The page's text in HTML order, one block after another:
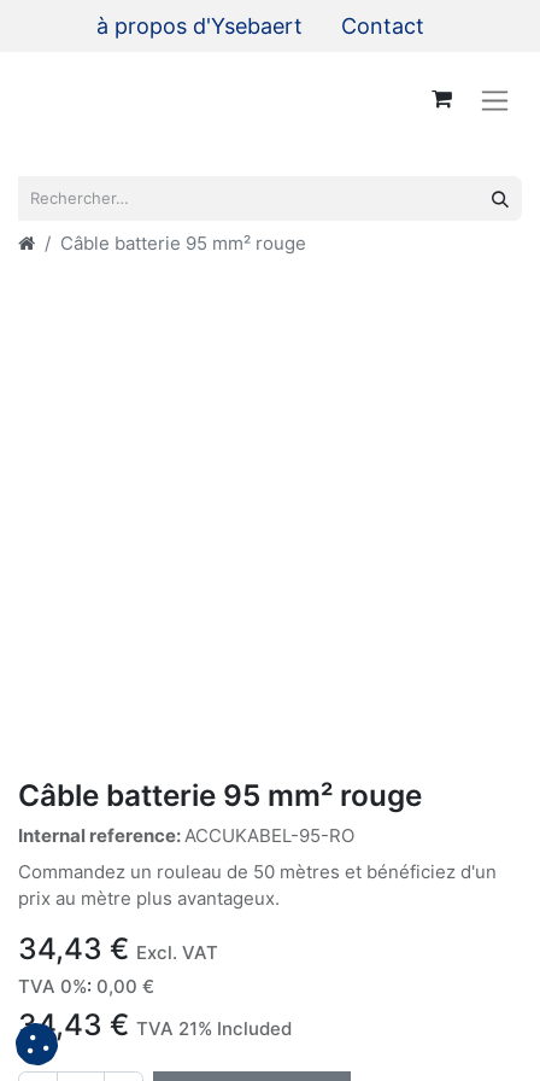
à propos d'Ysebaert Contact
Câble batterie 95 mm² rouge
Câble batterie 95 mm² rouge
Internal reference: ACCUKABEL-95-RO
Commandez un rouleau de 50 mètres et bénéficiez d'un
prix au mètre plus avantageux.
34,43 € Excl. VAT
TVA 0%: 0,00 €
34,43 € TVA 21% Included